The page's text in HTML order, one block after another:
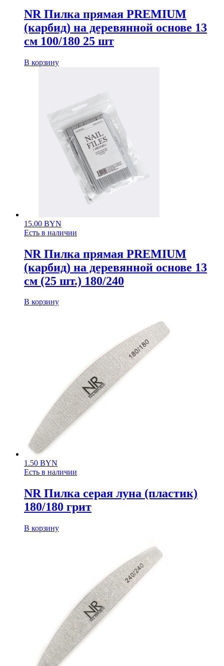
NR Пилка прямая PREMIUM
(карбид) на деревянной основе 13
см 100/180 25 шт
В корзину
15.00 BYN
Есть в наличии
NR Пилка прямая PREMIUM
(карбид) на деревянной основе 13
см (25 шт.) 180/240
В корзину
1.50 BYN
Есть в наличии
NR Пилка серая луна (пластик)
180/180 грит
В корзину